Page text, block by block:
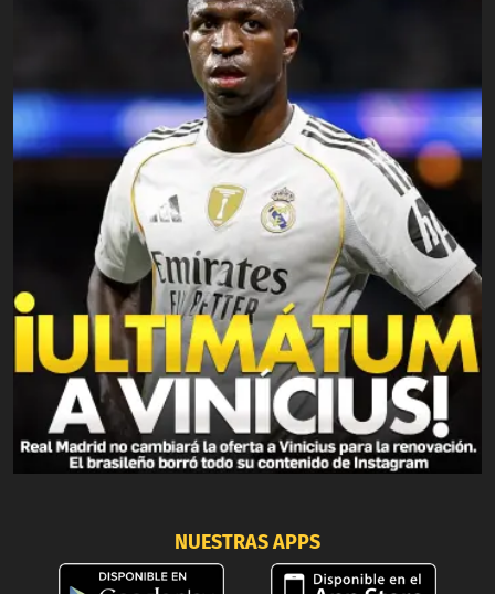
NUESTRAS APPS